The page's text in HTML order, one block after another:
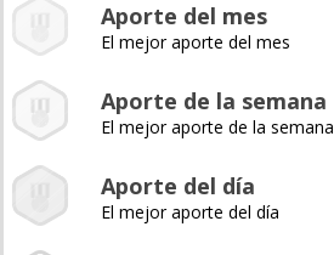
Aporte del mes
El mejor aporte del mes
Aporte de la semana
El mejor aporte de la semana
Aporte del día
El mejor aporte del día